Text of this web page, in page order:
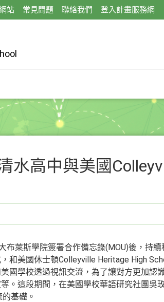
站 常見問題 聯絡我們 登入計畫服務網
水高中與美國
布萊斯學院簽署合作備忘錄(MOU)後，持
和美國休士頓Colleyville Heritage High
國學校透過視訊交流，為了讓對方更加認
。這段期間，在美國學校華語研究社團吳
基礎。